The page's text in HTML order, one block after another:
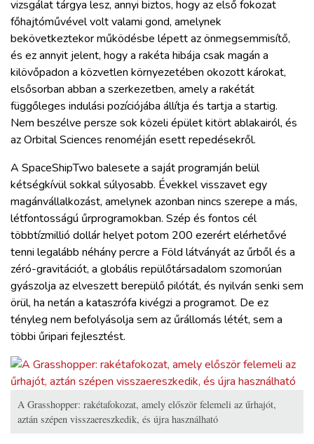
vizsgálat tárgya lesz, annyi biztos, hogy az első fokozat
főhajtóművével volt valami gond, amelynek
bekövetkeztekor működésbe lépett az önmegsemmisítő,
és ez annyit jelent, hogy a rakéta hibája csak magán a
kilövőpadon a közvetlen környezetében okozott károkat,
elsősorban abban a szerkezetben, amely a rakétát
függőleges indulási pozíciójába állítja és tartja a startig.
Nem beszélve persze sok közeli épület kitört ablakairól, és
az Orbital Sciences renoméján esett repedésekről.
A SpaceShipTwo balesete a saját programján belül
kétségkívül sokkal súlyosabb. Évekkel visszavet egy
magánvállalkozást, amelynek azonban nincs szerepe a más,
létfontosságú űrprogramokban. Szép és fontos cél
többtízmillió dollár helyet potom 200 ezerért elérhetővé
tenni legalább néhány percre a Föld látványát az űrből és a
zéró-gravitációt, a globális repülőtársadalom szomorúan
gyászolja az elveszett berepülő pilótát, és nyilván senki sem
örül, ha netán a kataszrófa kivégzi a programot. De ez
tényleg nem befolyásolja sem az űrállomás létét, sem a
többi űripari fejlesztést.
A Grasshopper: rakétafokozat, amely először felemeli az űrhajót,
aztán szépen visszaereszkedik, és újra használható